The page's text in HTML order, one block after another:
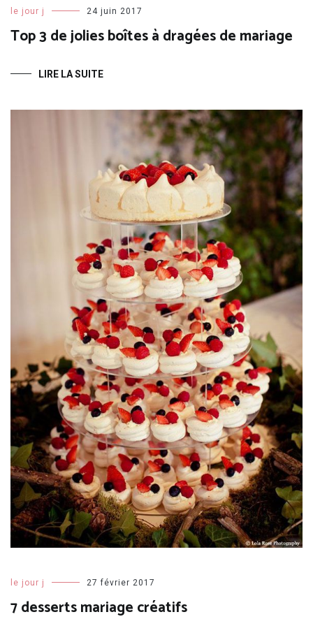
le jour j 24 juin 2017
Top 3 de jolies boîtes à dragées de mariage
LIRE LA SUITE
le jour j 27 février 2017
7 desserts mariage créatifs